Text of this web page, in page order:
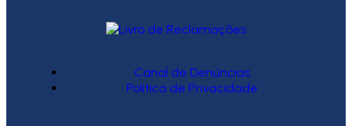
Canal de Denúncias
Política de Privacidade